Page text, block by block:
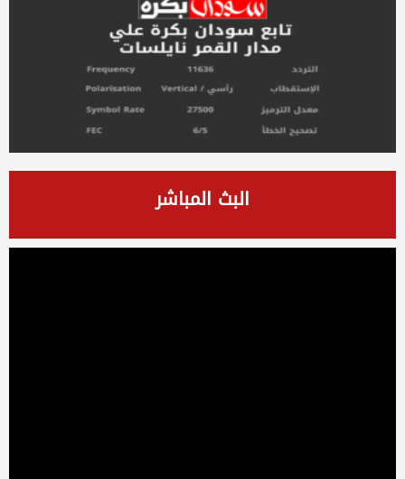
البث المباشر